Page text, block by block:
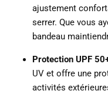
ajustement
serrer. Que vous
bandeau
Protection UPF
UV et offre une
activités